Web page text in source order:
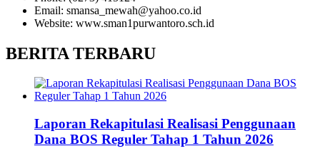
Email: smansa_mewah@yahoo.co.id
Website: www.sman1purwantoro.sch.id
BERITA TERBARU
Laporan Rekapitulasi Realisasi Penggunaan
Dana BOS Reguler Tahap 1 Tahun 2026